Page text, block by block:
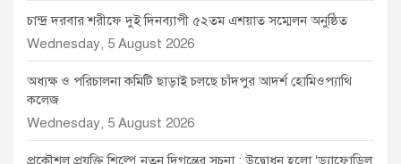
চান্দ্র দরবার শরীফে দুই দিনব্যাপী ৫২তম এশয়াত সম্মেলন অনুষ্ঠিত
Wednesday, 5 August 2026
অধ্যক্ষ ও পরিচালনা কমিটি ছাড়াই চলছে চাঁদপুর আদর্শ হোমিওপ্যাথি
কলেজ
Wednesday, 5 August 2026
প্রকৌশল প্রযুক্তি শিল্পে নতুন দিগন্তের সূচনা : উদ্বোধন হলো ‘ড্যাফোডিল